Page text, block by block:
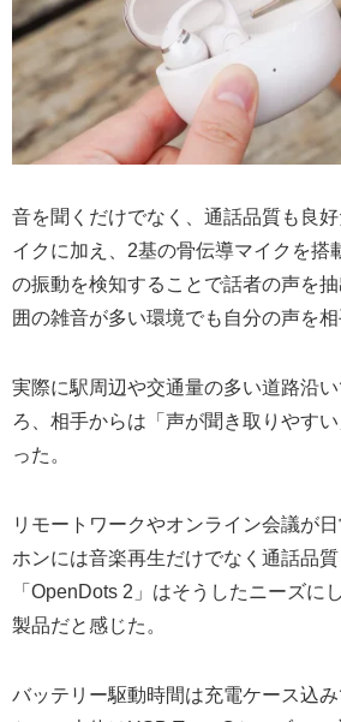
音を聞くだけでなく、通話品質も良
イクに加え、2基の骨伝導マイクを搭
の振動を検知することで話者の声を
囲の雑音が多い環境でも自分の声を相
実際に駅周辺や交通量の多い道路沿
ろ、相手からは「声が聞き取りやす
った。
リモートワークやオンライン会議が
ホンには音楽再生だけでなく通話品質
「OpenDots 2」はそうしたニーズに
製品だと感じた。
バッテリー駆動時間は充電ケース込